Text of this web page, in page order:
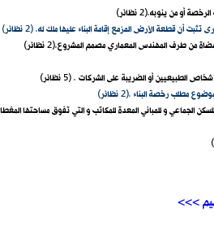
من ينوبه.(2 نظائر)
أن قطعة الأرض المزمع إقامة البناء عليها ملك له. (2 نظائر)
من طرف المهندس المعماري مصمم المشروع.(2 نظائر)
الطبيعيين أو الضريبة على الشركات . (5 نظائر)
مطلب رخصة البناء .(2 نظائر)
مساحتها المغطاة 500م² (معدة من طرف مهندس معماري أو مكتب دراسات و مصادق عليها من طرف مكتب مراقبة مرخص من وزارة التجهيز و الإسكان) (2